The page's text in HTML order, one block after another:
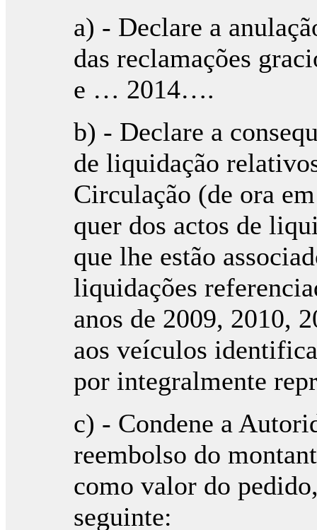
a) - Declare a
das reclamações
e … 2014….
b) - Declare a
de liquidação
Circulação (de ora
quer dos actos de
que lhe estão
liquidações
anos de 2009, 2010,
aos veículos
por integralmente
c) - Condene a
reembolso do
como valor do
seguinte: